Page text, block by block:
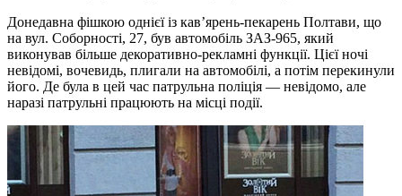
Донедавна фішкою однієї із кав’ярень-пекарень Полтави, що
на вул. Соборності, 27, був автомобіль ЗАЗ-965, який
виконував більше декоративно-рекламні функції. Цієї ночі
невідомі, вочевидь, плигали на автомобілі, а потім перекинули
його. Де була в цей час патрульна поліція — невідомо, але
наразі патрульні працюють на місці події.